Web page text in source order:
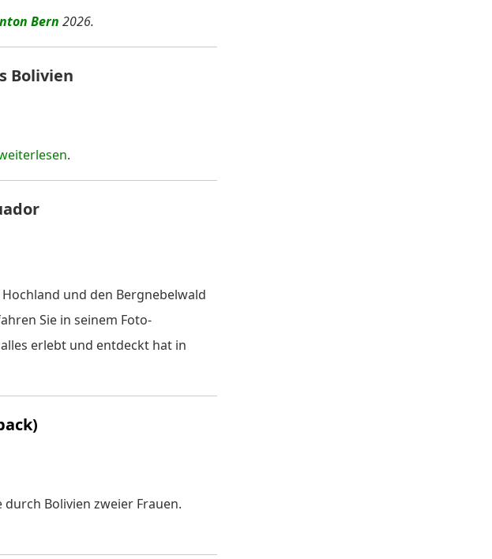
Bern 2026.
Bolivien
.
und den Bergnebelwald
Sie in seinem Foto-
erlebt und entdeckt hat in
Bolivien zweier Frauen.